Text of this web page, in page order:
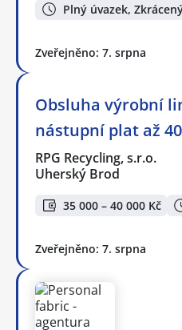
Plný úvazek,
Zveřejněno: 7. srpna
Obsluha výrobní
nástupní plat až
RPG Recycling, s.r.o.
Uherský Brod
35 000 – 40 000 Kč
Zveřejněno: 7. srpna